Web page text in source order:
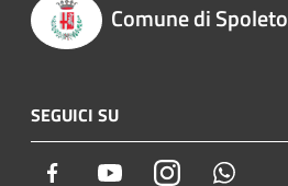
Comune di Spoleto
SEGUICI SU
Facebook YoutubeInstagram